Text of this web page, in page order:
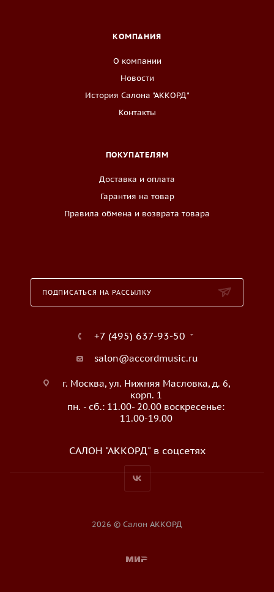
КОМПАНИЯ
О компании
Новости
История Салона "АККОРД"
Контакты
ПОКУПАТЕЛЯМ
Доставка и оплата
Гарантия на товар
Правила обмена и возврата товара
ПОДПИСАТЬСЯ НА РАССЫЛКУ
+7 (495) 637-93-50
salon@accordmusic.ru
г. Москва, ул. Нижняя Масловка, д. 6,
корп. 1
пн. - сб.: 11.00- 20.00 воскресенье:
11.00-19.00
САЛОН "АККОРД" в соцсетях
2026 © Салон АККОРД